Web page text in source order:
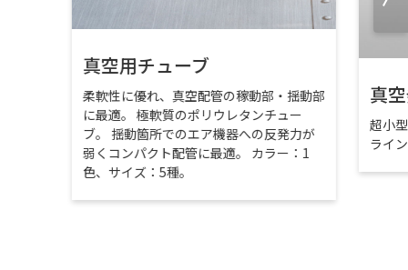
真空用チューブ
柔軟性に優れ、真空配管の稼動部・揺動部
に最適。 極軟質のポリウレタンチュー
ブ。 揺動箇所でのエア機器への反発力が
弱くコンパクト配管に最適。 カラー：1
色、サイズ：5種。
真
超小
ライ